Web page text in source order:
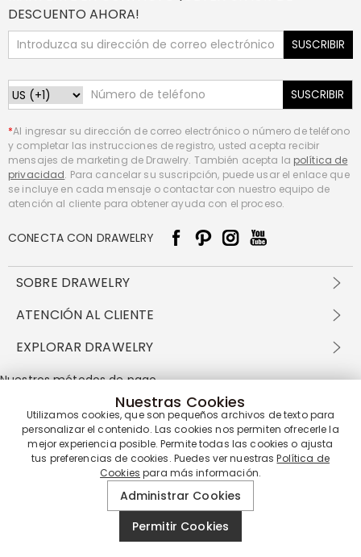
DESCUENTO AHORA!
SUSCRIBIR
SUSCRIBIR
*Al ingresar su dirección de correo electrónico o número de teléfono
y completar las instrucciones de registro, usted acepta recibir
mensajes de marketing de Drawelry. También acepta la política de
privacidad. Para cancelar su suscripción, puede usar el enlace que
se incluye en cada mensaje o contactar con nuestro equipo de
atención al cliente para obtener ayuda con el proceso.
CONECTA CON DRAWELRY
SOBRE DRAWELRY
Sobre nosotros
política de privacidad
Política de cookies
ATENCIÓN AL CLIENTE
Envío y entrega
Devolución en 60 días
EXPLORAR DRAWELRY
Drawelry Prime
Programa de Recompensas
Nuestros métodos de pago
Nuestros socios de entrega
Nuestra garantía de servicio
Nuestras Cookies
Utilizamos cookies, que son pequeños archivos de texto para
personalizar el contenido. Las cookies nos permiten ofrecerle la
mejor experiencia posible. Permite todas las cookies o ajusta
tus preferencias de cookies. Puedes ver nuestrasPolítica de
Cookies para más información.
Administrar Cookies
Permitir Cookies